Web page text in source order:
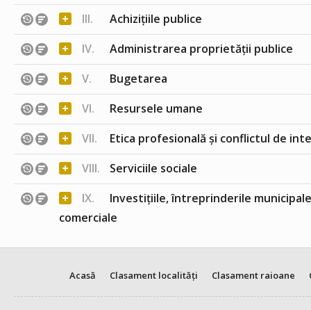
+ III. Achizițiile publice
+ IV. Administrarea proprietății publice
+ V. Bugetarea
+ VI. Resursele umane
+ VII. Etica profesională și conflictul de
+ VIII. Serviciile sociale
+ IX.
Investițiile, întreprinderile
comerciale
Acasă Clasament localități Clasament raioane